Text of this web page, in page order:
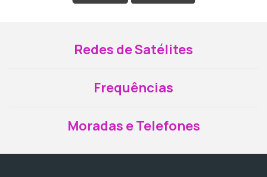
Redes de Satélites
Frequências
Moradas e Telefones